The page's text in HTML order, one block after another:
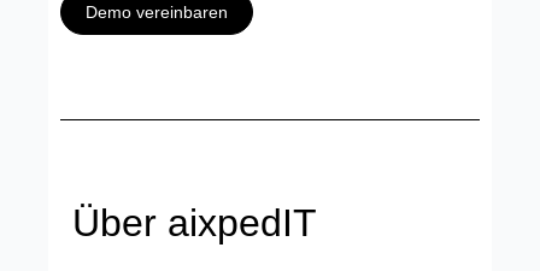
Demo vereinbaren
Über aixpedIT